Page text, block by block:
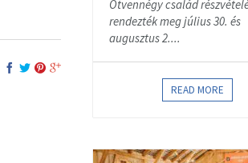
Ötvennégy család
rendezték meg július 30. és
augusztus 2....
READ MORE